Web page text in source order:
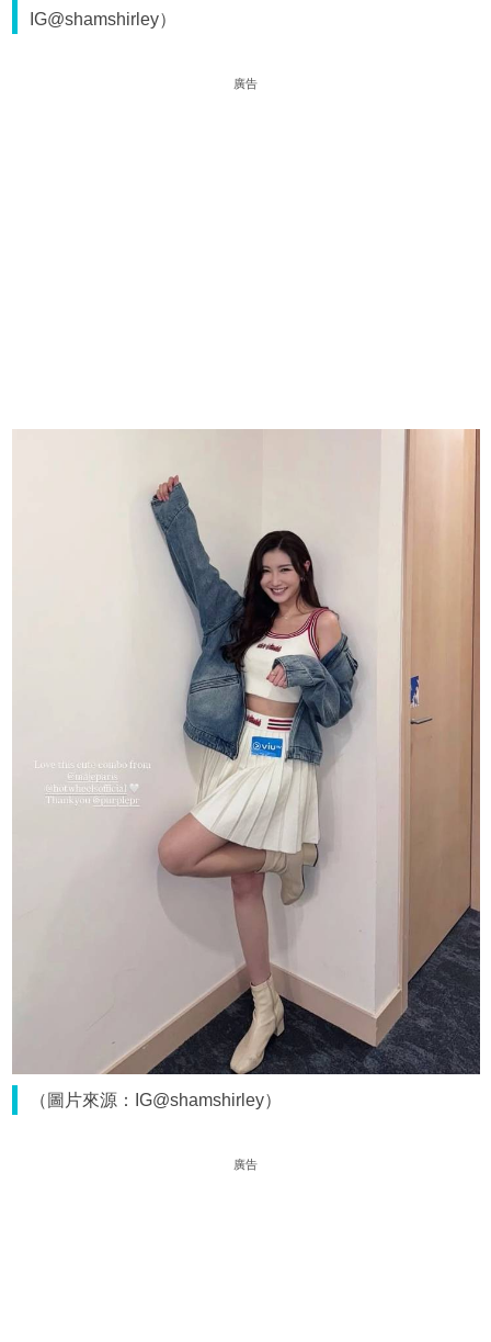
IG@shamshirley）
廣告
（圖片來源：IG@shamshirley）
廣告